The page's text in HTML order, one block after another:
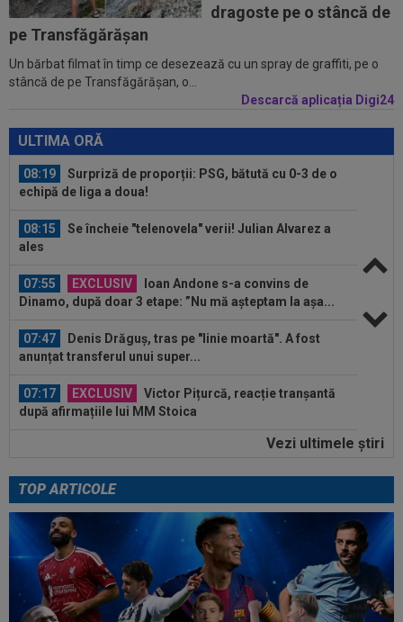
dragoste pe o stâncă de
pe Transfăgărășan
Un bărbat filmat în timp ce desezează cu un spray de graffiti, pe o
stâncă de pe Transfăgărăşan, o...
Descarcă aplicația Digi24
ULTIMA ORĂ
07:15 EXCLUSIV
Universitatea Craiova a plătit
1.000.000 de euro pentru el: "Foarte talentat"
07:10
Anunțul venit din Israel, după ce Universitatea
Craiova a oferit 700.000€...
marcat în Europa
08:19
Surpriză de proporții: PSG, bătută cu 0-3 de o
echipă de liga a doua!
08:15
Se încheie "telenovela" verii! Julian Alvarez a
ales
07:55 EXCLUSIV
Ioan Andone s-a convins de
Dinamo, după doar 3 etape: ”Nu mă așteptam la așa...
07:47
Denis Drăguș, tras pe "linie moartă". A fost
anunțat transferul unui super...
07:17 EXCLUSIV
Victor Pițurcă, reacție tranșantă
după afirmațiile lui MM Stoica
Universitatea Craiova a plătit
07:10
Anunțul venit din Israel, după ce Universitatea
Craiova a oferit 700.000€...
08:20
Românul cu ZERO meciuri la națională a
marcat în Europa
08:19
Surpriză de proporții: PSG, bătută cu 0-3 de o
Vezi ultimele ştiri
TOP ARTICOLE